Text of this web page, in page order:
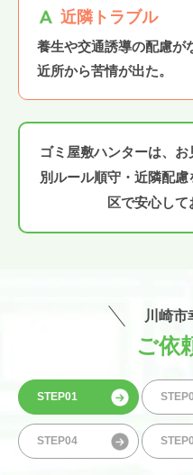
近隣トラブル
養生や交通誘導の配慮が
近所から苦情が出た。
ゴミ屋敷ハンターは、
別ルール順守・近隣配
区で安心して
川崎市
ご依
STEP01
STEP04